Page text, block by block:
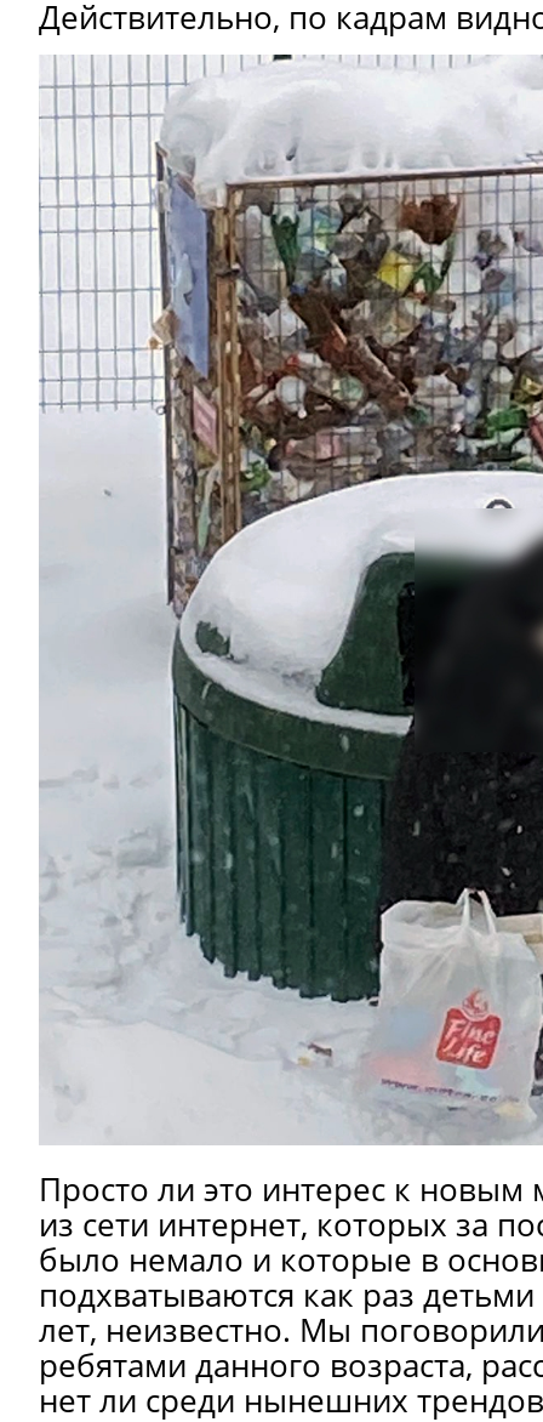
Действительно, по кадрам
Просто ли это интерес к новым
из сети интернет, которых за
было немало и которые в
подхватываются как раз
лет, неизвестно. Мы
ребятами данного возраста,
нет ли среди нынешних